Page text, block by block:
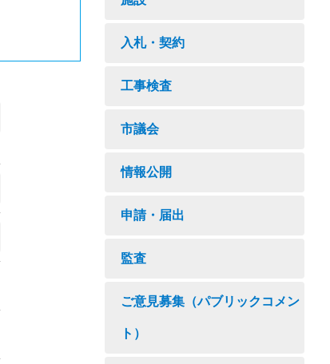
入札・契約
工事検査
市議会
情報公開
申請・届出
監査
ご意見募集（パブリックコメン
ト）